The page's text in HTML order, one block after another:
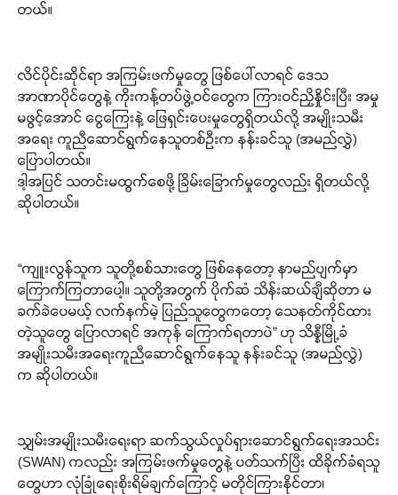
တယ်။
လိင်ပိုင်းဆိုင်ရာ အကြမ်းဖက်မှုတွေ ဖြစ်ပေါ်လာရင် ဒေသ
အာဏာပိုင်တွေနဲ့ ကိုးကန့်တပ်ဖွဲ့ဝင်တွေက ကြားဝင်ညှိနှိုင်းပြီး အမှု
မဖွင့်အောင် ငွေကြေးနဲ့ ဖြေရှင်းပေးမှုတွေရှိတယ်လို့ အမျိုးသမီး
အရေး ကူညီဆောင်ရွက်နေသူတစ်ဦးက နန်းခင်သူ (အမည်လွှဲ)
ပြောပါတယ်။
ဒါ့အပြင် သတင်းမထွက်စေဖို့ ခြိမ်းခြောက်မှုတွေလည်း ရှိတယ်လို့
ဆိုပါတယ်။
“ကျူးလွန်သူက သူတို့စစ်သားတွေ ဖြစ်နေတော့ နာမည်ပျက်မှာ
ကြောက်ကြတာပေါ့။ သူတို့အတွက် ပိုက်ဆံ သိန်းဆယ်ချီဆိုတာ မ
ခက်ခဲပေမယ့် လက်နက်မဲ့ ပြည်သူတွေကတော့ သေနတ်ကိုင်ထား
တဲ့သူတွေ ပြောလာရင် အကုန် ကြောက်ရတာပဲ” ဟု သိန္နီမြို့ခံ
အမျိုးသမီးအရေးကူညီဆောင်ရွက်နေသူ နန်းခင်သူ (အမည်လွှဲ)
က ဆိုပါတယ်။
သျှမ်းအမျိုးသမီးရေးရာ ဆက်သွယ်လှုပ်ရှားဆောင်ရွက်ရေးအသင်း
(SWAN) ကလည်း အကြမ်းဖက်မှုတွေနဲ့ ပတ်သက်ပြီး ထိခိုက်ခံရသူ
တွေဟာ လုံခြုံရေးစိုးရိမ်ချက်ကြောင့် မတိုင်ကြားနိုင်တာ၊